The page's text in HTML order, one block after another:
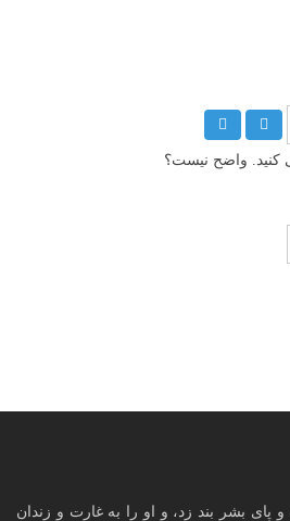
کنید. واضح نیست؟
بشر بند زد، و او را به غارت و زندان